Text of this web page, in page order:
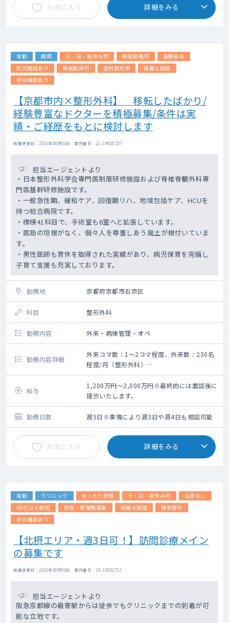
【外来について】
初診、再診で枠は分けてはいませんが先生方
の方針に従って予約の受け方等柔軟に対応い
【訪問診療】
施設メインでの訪問診療となります。
【患者層】
認知症、徘徊、老人性うつ病、統合失調症な
ど
（若年層～高齢者まで幅広くご対応をお願い
お気に入り 詳細をみる
常勤 病院 土・日・祝休み可 時短勤務可
高額給与
託児施設あり
資格取得可 症例数充実
綺麗な施設
学会補助あり
【京都市内×整形外科】 移転したばかり/
経験豊富なドクターを積極募集/条件は実
績・ご経歴をもとに検討します
掲載更新日 : 2026年08月06日 案件番号 : 22-JM007257
担当エージェントより
・日本整形外科学会専門医制度研修施設および脊椎脊髄外科専
門医基幹研修施設です。
・一般急性期、緩和ケア、回復期リハ、地域包括ケア、HCUを
持つ総合病院です。
・標榜41科目で、手術室も6室へと拡張しています。
・医局の垣根がなく、個々人を尊重しあう風土が根付いていま
す。
・男性医師も育休を取得された実績があり、病児保育を完備し
子育て支援も充実しております。
勤務地 京都府京都市右京区
科目 整形外科
勤務内容 外来・病棟管理・オペ
勤務内容詳細
外来コマ数：1～2コマ程度、外来数：250名
程度/月（整形外科）
救急搬入数：3,000台程度/年
500件程度/年
＜勤務内容＞
外来および手術、手術前後の病棟管理をお願
いいたします。
手術日：火曜日・金曜日です。
主な症例：骨折観血的手術、人工骨頭、人工
関節 鏡視下手術、脊椎手術、腱鞘切開術で
す。
月1回程度、土・日曜日で日直をご依頼するこ
とになります。
給与
1,200万円～2,000万円※最終的には面談後に
提示いたします。
勤務日数 週5日※事情により週3日や週4日も相談可能
お気に入り 詳細をみる
常勤 クリニック ゆったり勤務 土・日・祝休み可
当直なし
60代以上歓迎
院長・管理職募集 綺麗な施設
通勤便利
学会補助あり
【北摂エリア・週3日可！】訪問診療メイン
の募集です
掲載更新日 : 2026年08月06日 案件番号 : 24-JX001752
担当エージェントより
阪急京都線の最寄駅からは徒歩でもクリニックまでの到着が可
能な立地です。